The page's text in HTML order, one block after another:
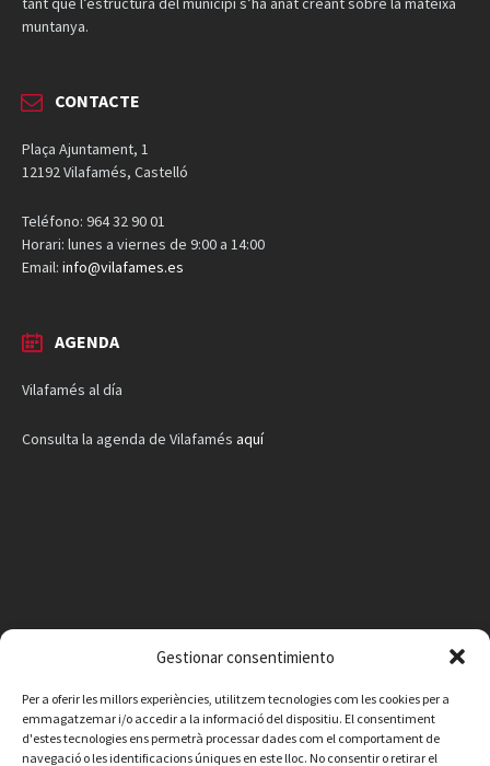
Gestionar consentimiento
Per a oferir les millors experiències, utilitzem tecnologies com les cookies per a
emmagatzemar i/o accedir a la informació del dispositiu. El consentiment
d'estes tecnologies ens permetrà processar dades com el comportament de
navegació o les identificacions úniques en este lloc. No consentir o retirar el
muntanya.
CONTACTE
Plaça Ajuntament, 1
12192 Vilafamés, Castelló
Teléfono: 964 32 90 01
Horari: lunes a viernes de 9:00 a 14:00
Email: info@vilafames.es
AGENDA
Vilafamés al día
Consulta la agenda de Vilafamés aquí